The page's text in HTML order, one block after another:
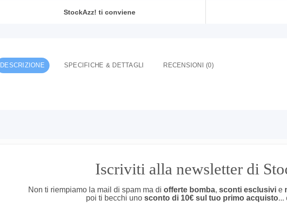
StockAzz! ti conviene
DESCRIZIONE SPECIFICHE & DETTAGLI RECENSIONI (0)
Iscriviti alla newsletter di
Non ti riempiamo la mail di spam ma di offerte bomba, sconti esclusivie
poi ti becchi uno sconto di 10€ sul tuo primo acquisto...